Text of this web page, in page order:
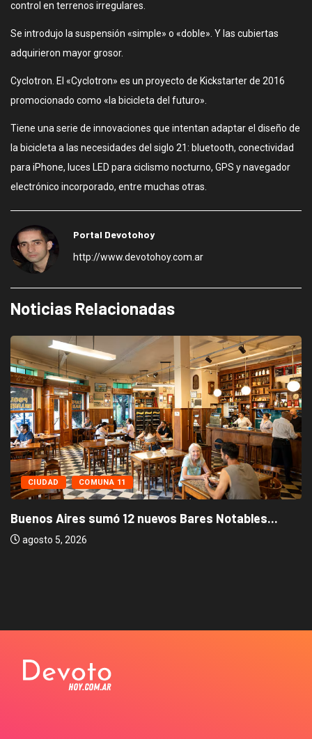
control en terrenos irregulares.
Se introdujo la suspensión «simple» o «doble». Y las cubiertas
adquirieron mayor grosor.
Cyclotron. El «Cyclotron» es un proyecto de Kickstarter de 2016
promocionado como «la bicicleta del futuro».
Tiene una serie de innovaciones que intentan adaptar el diseño de
la bicicleta a las necesidades del siglo 21: bluetooth, conectividad
para iPhone, luces LED para ciclismo nocturno, GPS y navegador
electrónico incorporado, entre muchas otras.
Portal Devotohoy
http://www.devotohoy.com.ar
Noticias Relacionadas
CIUDAD COMUNA 11
Buenos Aires sumó 12 nuevos Bares Notables...
agosto 5, 2026